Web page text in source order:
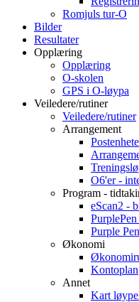
Romjuls tur-O
Bilder
Resultater
Opplæring
Opplæring
O-skolen
GPS i O-løypa
Veiledere/rutiner
Veiledere/rutiner
Arrangement
O6'er -
Program -
eScan2 -
Purple
Økonomi
Kontoplan
Annet
Kart